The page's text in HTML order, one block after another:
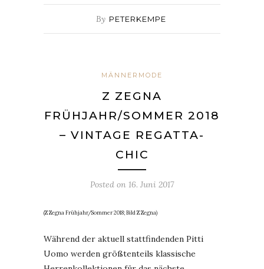
By PETERKEMPE
MÄNNERMODE
Z ZEGNA
FRÜHJAHR/SOMMER 2018
– VINTAGE REGATTA-
CHIC
Posted on 16. Juni 2017
(Z Zegna Frühjahr/Sommer 2018; Bild Z Zegna)
Während der aktuell stattfindenden Pitti
Uomo werden größtenteils klassische